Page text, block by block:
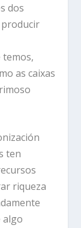
dos
producir
as caixas
ten
riqueza
algo